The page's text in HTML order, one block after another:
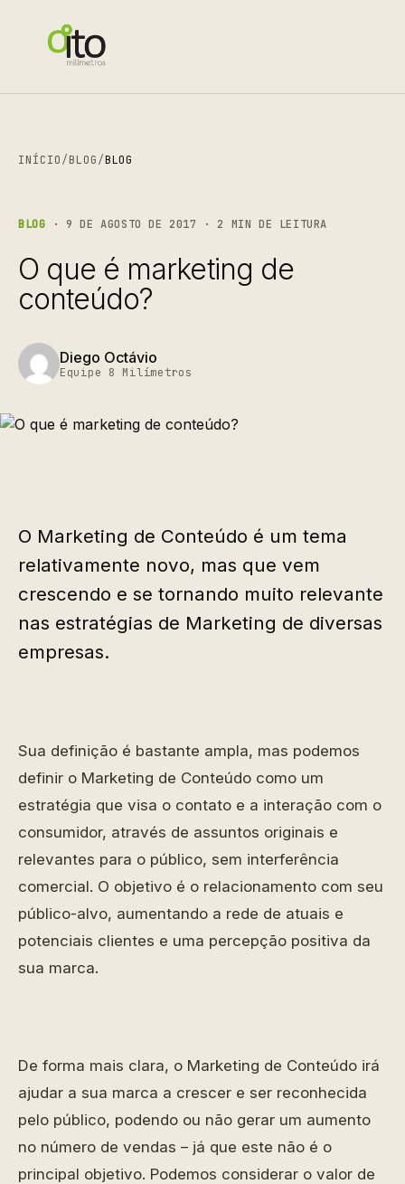
INÍCIO/BLOG/BLOG
BLOG · 9 DE AGOSTO DE 2017 · 2 MIN DE LEITURA
O que é marketing de
conteúdo?
Diego Octávio
Equipe 8 Milímetros
O Marketing de Conteúdo é um tema
relativamente novo, mas que vem
crescendo e se tornando muito relevante
nas estratégias de Marketing de diversas
empresas.
Sua definição é bastante ampla, mas podemos
definir o Marketing de Conteúdo como um
estratégia que visa o contato e a interação com o
consumidor, através de assuntos originais e
relevantes para o público, sem interferência
comercial. O objetivo é o relacionamento com seu
público-alvo, aumentando a rede de atuais e
potenciais clientes e uma percepção positiva da
sua marca.
De forma mais clara, o Marketing de Conteúdo irá
ajudar a sua marca a crescer e ser reconhecida
pelo público, podendo ou não gerar um aumento
no número de vendas – já que este não é o
principal objetivo. Podemos considerar o valor de